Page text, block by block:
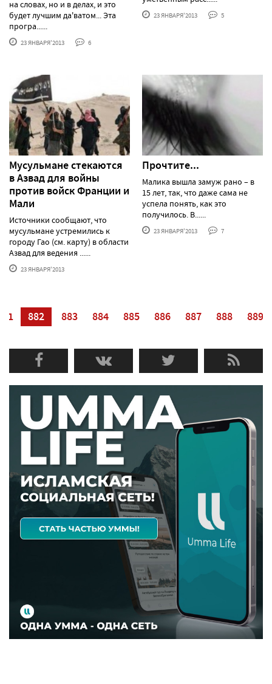
на словах, но и в делах, и это
будет лучшим да'ватом... Эта
програ......
23 ЯНВАРЯ'2013 6
23 ЯНВАРЯ'2013 5
Мусульмане стекаются
в Азвад для войны
против войск Франции и
Мали
Источники сообщают, что
мусульмане устремились к
городу Гао (см. карту) в области
Азвад для ведения ......
23 ЯНВАРЯ'2013
Прочтите...
Малика вышла замуж рано – в
15 лет, так, что даже сама не
успела понять, как это
получилось. В......
23 ЯНВАРЯ'2013 7
882 883 884 885 886 887 888 889